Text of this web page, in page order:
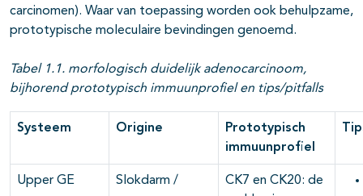
carcinomen). Waar van toepassing worden ook behulpzame,
prototypische moleculaire bevindingen genoemd.
Tabel 1.1. morfologisch duidelijk adenocarcinoom,
bijhorend prototypisch immuunprofiel en tips/pitfalls
Systeem Origine
Prototypisch
immuunprofiel
Upper GE
Slokdarm /
CK7 en CK20: de